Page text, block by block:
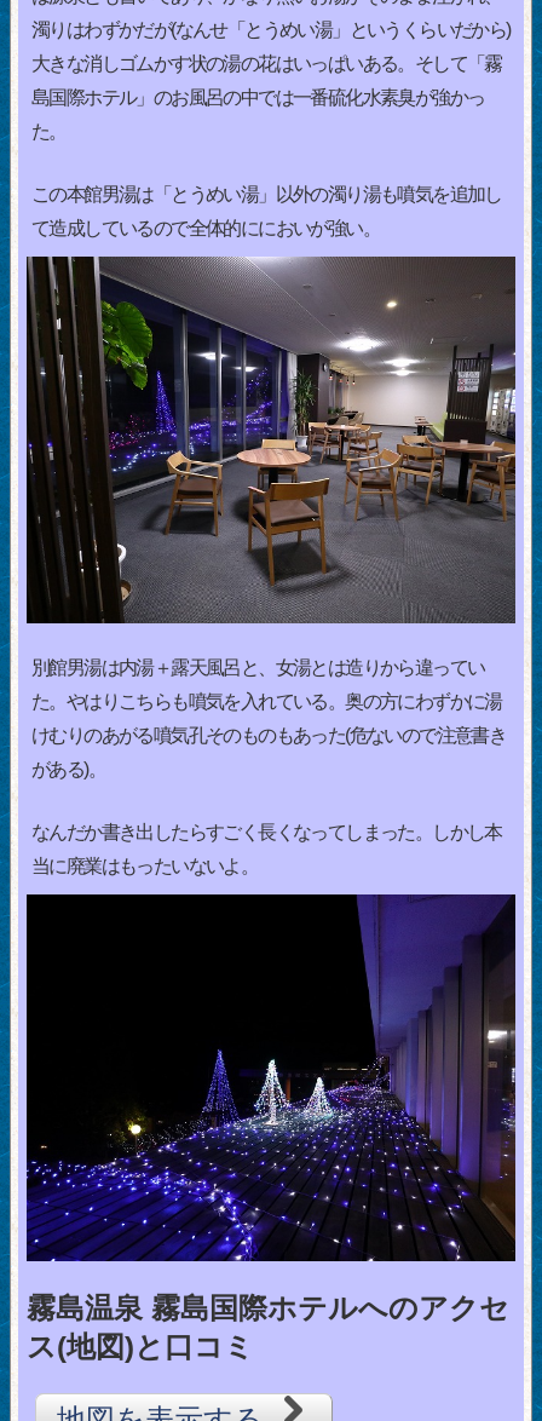
濁りはわずかだが(なんせ「とうめい湯」というくらいだから)
大きな消しゴムかす状の湯の花はいっぱいある。そして「霧
島国際ホテル」のお風呂の中では一番硫化水素臭が強かっ
た。
この本館男湯は「とうめい湯」以外の濁り湯も噴気を追加し
て造成しているので全体的ににおいが強い。
別館男湯は内湯＋露天風呂と、女湯とは造りから違ってい
た。やはりこちらも噴気を入れている。奥の方にわずかに湯
けむりのあがる噴気孔そのものもあった(危ないので注意書き
がある)。
なんだか書き出したらすごく長くなってしまった。しかし本
当に廃業はもったいないよ。
霧島温泉 霧島国際ホテルへのアクセ
ス(地図)と口コミ